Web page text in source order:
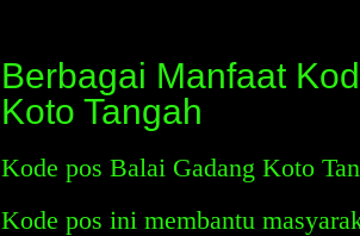
Berbagai Manfaat
Koto Tangah
Kode pos Balai Gadang Koto
Kode pos ini membantu